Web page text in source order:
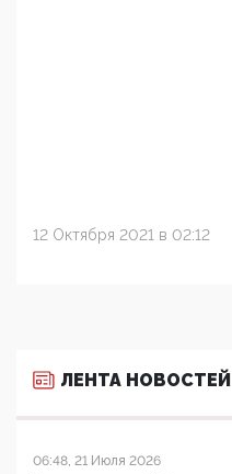
12 Октября 2021 в 02:12
ЛЕНТА НОВОСТЕЙ
06:48, 21 Июля 2026